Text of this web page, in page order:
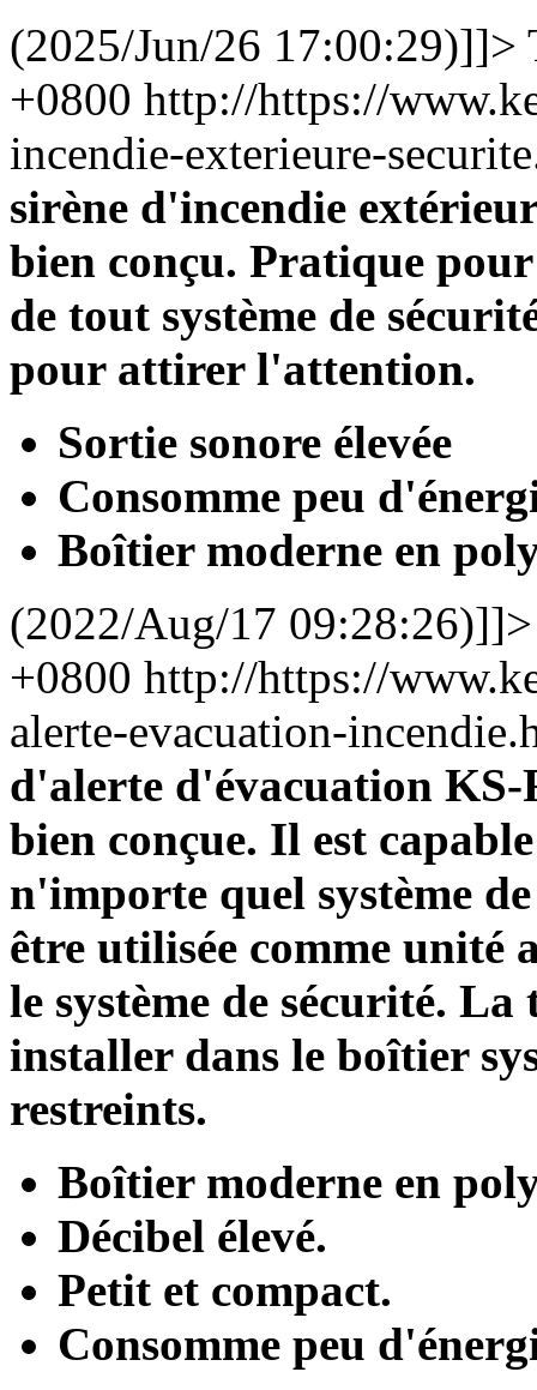
(2025/Jun/26 17:00:29)]]>
+0800 http://https://
incendie-exterieure-
sirène d'incendie
bien conçu. Pratique
de tout système de
pour attirer l'attention.
Sortie sonore élevée
Consomme peu
Boîtier moderne en
(2022/Aug/17 09:28:26)]]>
+0800 http://https://
alerte-evacuation-
d'alerte d'évacuation KS-
bien conçue. Il est
n'importe quel système
être utilisée comme unité
le système de sécurité.
installer dans le boîtier
restreints.
Boîtier moderne en
Décibel élevé.
Petit et compact.
Consomme peu